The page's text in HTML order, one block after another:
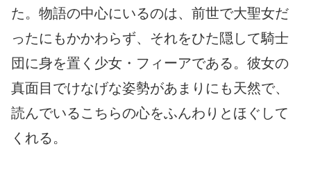
た。物語の中心にいるのは、前世で大聖女だ
ったにもかかわらず、それをひた隠して騎士
団に身を置く少女・フィーアである。彼女の
真面目でけなげな姿勢があまりにも天然で、
読んでいるこちらの心をふんわりとほぐして
くれる。